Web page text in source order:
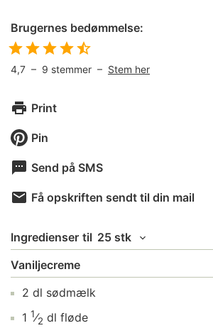
Brugernes bedømmelse:
4,7 – 9 stemmer – Stem her
Print
Pin
Send på SMS
Få opskriften sendt til din mail
Ingredienser til 25 stk
Vaniljecreme
2 dl sødmælk
1 1⁄2 dl fløde